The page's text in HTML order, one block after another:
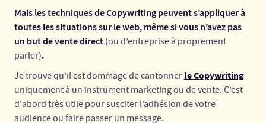
Mais les techniques de Copywriting peuvent s’appliquer à
toutes les situations sur le web, même si vous n’avez pas
un but de vente direct (ou d’entreprise à proprement
parler).
Je trouve qu’il est dommage de cantonner le Copywriting
uniquement à un instrument marketing ou de vente. C’est
d'abord très utile pour susciter l’adhésion de votre
audience ou faire passer un message.